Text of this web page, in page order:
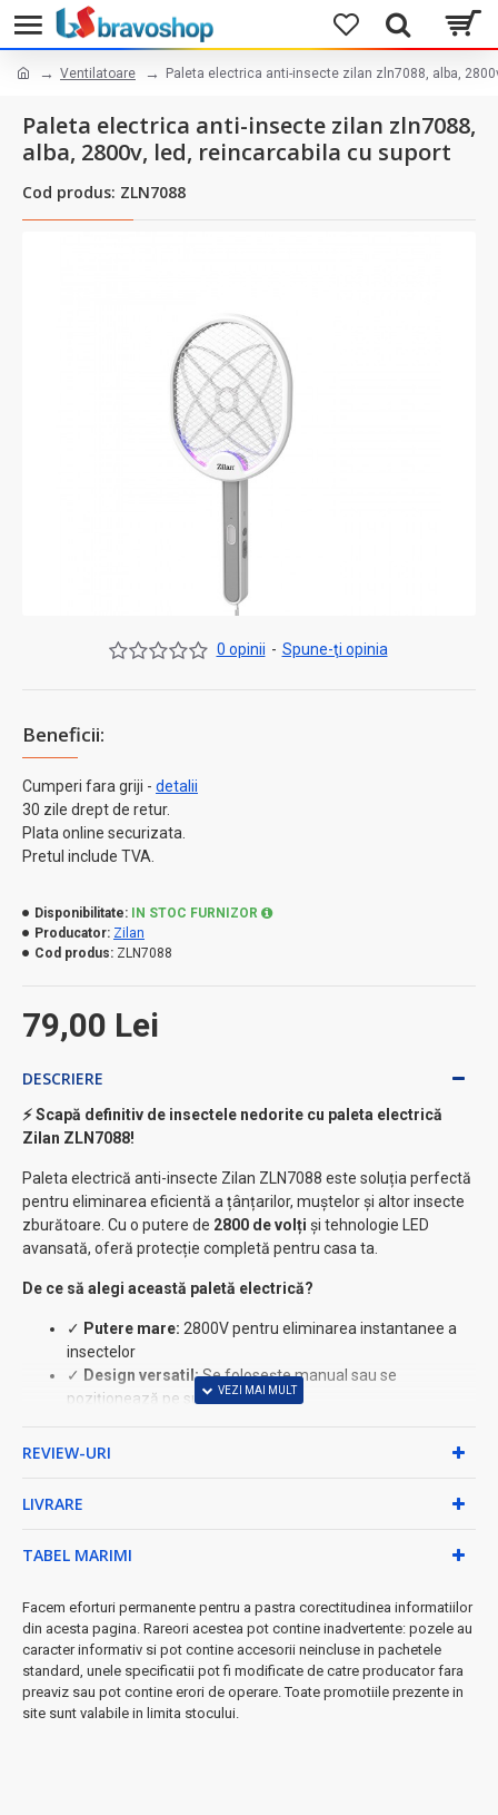
Ventilatoare Paleta electrica anti-insecte zilan zln7088, alba,
Paleta electrica anti-insecte zilan zln7088,
alba, 2800v, led, reincarcabila cu suport
Cod produs: ZLN7088
Beneficii:
Cumperi fara griji - detalii
30 zile drept de retur.
Plata online securizata.
Pretul include TVA.
0 opinii - Spune-ţi opinia
79,00 Lei
Disponibilitate:
IN STOC FURNIZOR
Producator: Zilan
Cod produs: ZLN7088
DESCRIERE
⚡ Scapă definitiv de insectele nedorite cu paleta electrică
Zilan ZLN7088!
Paleta electrică anti-insecte Zilan ZLN7088 este soluția perfectă
pentru eliminarea eficientă a țânțarilor, muștelor și altor insecte
zburătoare. Cu o putere de 2800 de volți și tehnologie LED
avansată, oferă protecție completă pentru casa ta.
De ce să alegi această paletă electrică?
✓ Putere mare: 2800V pentru eliminarea instantanee a
insectelor
✓ Design versatil:Se folosește manual sau se
poziționează pe suportul inclus
utilizare
✓
✓Kit complet:
Include cablu de încărcare și suport pentru
Specificații tehnice:
• Putere: 3W
• Tensiune: 2800 volți
• Dimensiuni plasă: 26 x 22 cm
REVIEW-URI
LIVRARE
TABEL MARIMI
Facem eforturi permanente pentru a pastra corectitudinea informatiilor
din acesta pagina. Rareori acestea pot contine inadvertente: pozele au
caracter informativ si pot contine accesorii neincluse in pachetele
standard, unele specificatii pot fi modificate de catre producator fara
preaviz sau pot contine erori de operare. Toate promotiile prezente in
site sunt valabile in limita stocului.